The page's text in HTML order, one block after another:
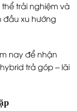
trải nghiệm và
đầu xu hướng
nay để nhận
trả góp – lãi